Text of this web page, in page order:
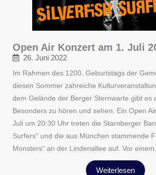
Open Air Konzert am 1. Juli
26. Juni 2022
Im Rahmen des 1200. Geburtstags der
diesen Sommer zahreiche
dem Gelände der Berger Sternwarte gibt es
Besonders zu hören und sehen: Ein Open
Juli um 20:30 Uhr treten die Starnberger
Surfers“ und die aus München stammende
Monsters“ an der Lindenallee auf. Vor
Weiterlesen